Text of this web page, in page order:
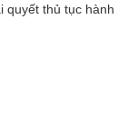
quyết thủ tục hành